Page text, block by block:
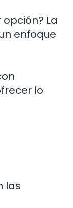
La
enfoque
lo
las